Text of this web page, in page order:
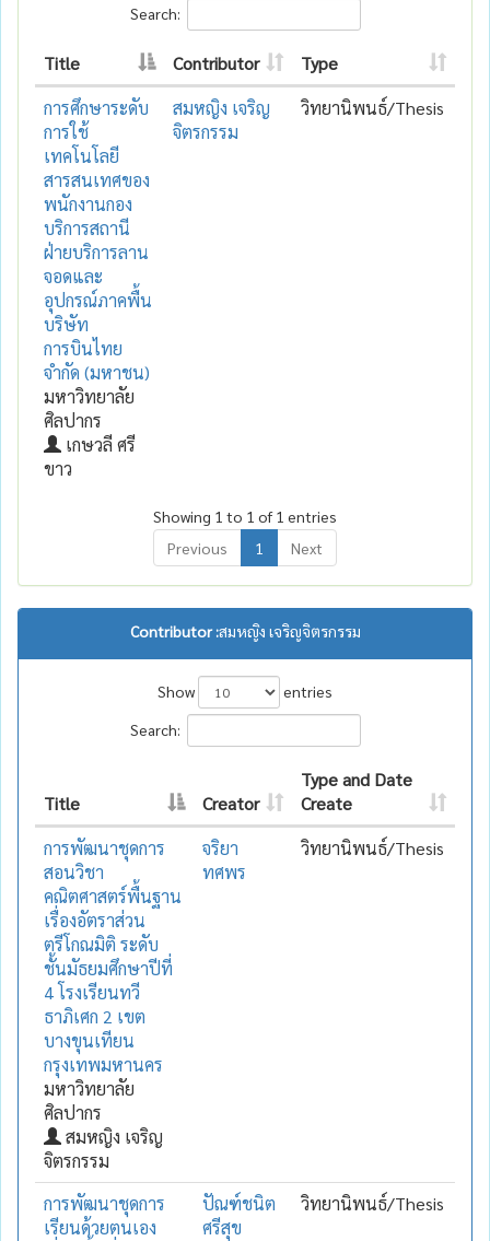
Search:
Title Contributor
Type
การศึกษาระดับ
การใช้
เทคโนโลยี
สารสนเทศของ
พนักงานกอง
บริการสถานี
ฝ่ายบริการลาน
จอดและ
อุปกรณ์ภาคพื้น
บริษัท
การบินไทย
จำกัด (มหาชน)
มหาวิทยาลัย
ศิลปากร
เกษวลี ศรี
ขาว
สมหญิง เจริญ
จิตรกรรม
วิทยานิพนธ์/Thesis
Showing 1 to 1 of 1 entries
Previous
1 Next
Contributor :สมหญิง เจริญจิตรกรรม
Show
entries
Search:
Title Creator
Type and Date
Create
การพัฒนาชุดการ
สอนวิชา
คณิตศาสตร์พื้นฐาน
เรื่องอัตราส่วน
ตรีโกณมิติ ระดับ
ชั้นมัธยมศึกษาปีที่
4 โรงเรียนทวี
ธาภิเศก 2 เขต
บางขุนเทียน
กรุงเทพมหานคร
มหาวิทยาลัย
ศิลปากร
สมหญิง เจริญ
จิตรกรรม
จริยา
ทศพร
วิทยานิพนธ์/Thesis
การพัฒนาชุดการ
เรียนด้วยตนเอง
ปัณฑ์ชนิต
ศรีสุข
วิทยานิพนธ์/Thesis